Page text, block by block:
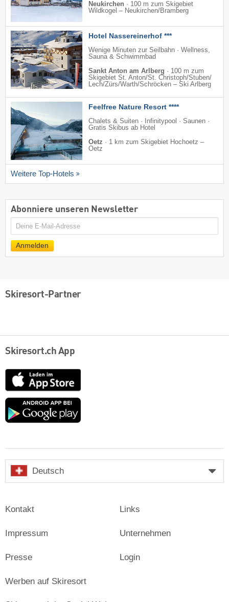
Neukirchen · 100 m zum Skigebiet
Wildkogel – Neukirchen/​Bramberg
Hotel Nassereinerhof ***
Wenige Minuten zur Seilbahn · Wellness,
Sauna & Schwimmbad
Sankt Anton am Arlberg · 100 m zum
Skigebiet St. Anton/​St. Christoph/​Stuben/​
Lech/​Zürs/​Warth/​Schröcken – Ski Arlberg
Feelfree Nature Resort ****
Chalets & Suiten · Infinitypool · Saunen ·
Gratis Skibus ab Hotel
Oetz · 1 km zum Skigebiet Hochoetz –
Oetz
Weitere Top-Hotels
Abonniere unseren Newsletter
E-
Anmelden
Skiresort-Partner
Skiresort.ch App
App
Store
Google
Deutsch
Kontakt
Impressum
Presse
Links
Unternehmen
Login
Werben auf Skiresort